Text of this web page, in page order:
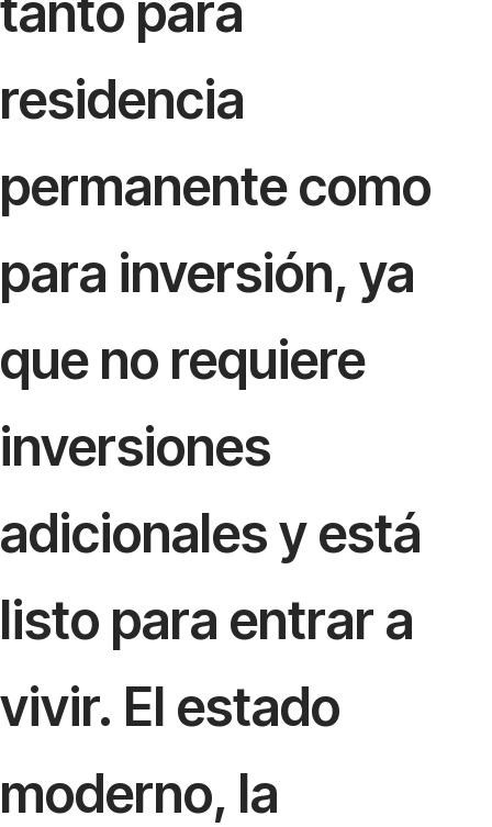
residencia
permanente como
para inversión, ya
que no requiere
inversiones
adicionales y está
listo para entrar a
vivir. El estado
moderno, la